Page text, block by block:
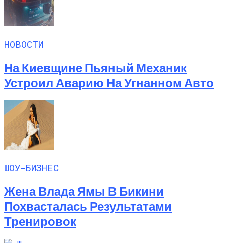
НОВОСТИ
На Киевщине Пьяный Механик
Устроил Аварию На Угнанном Авто
ШОУ-БИЗНЕС
Жена Влада Ямы В Бикини
Похвасталась Результатами
Тренировок